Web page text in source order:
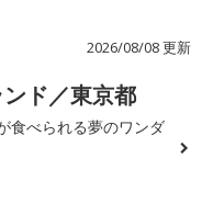
2026/08/08 更新
ド／東京都
食べられる夢のワンダ